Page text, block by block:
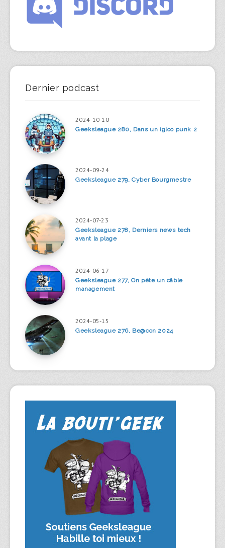
Dernier podcast
2024-10-10
Geeksleague 280, Dans un igloo punk 2
2024-09-24
Geeksleague 279, Cyber Bourgmestre
2024-07-23
Geeksleague 278, Derniers news tech
avant la plage
2024-06-17
Geeksleague 277, On pète un câble
management
2024-05-15
Geeksleague 276, Be@con 2024